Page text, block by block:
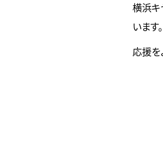
横浜キ
います。
応援を